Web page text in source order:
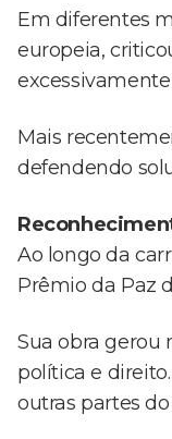
Em diferentes
europeia,
Mais
defendendo
Ao longo da
Prêmio da Paz
Sua obra gerou
política e
outras partes